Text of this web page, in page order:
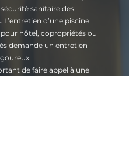
sanitaire des
L’entretien d’une piscine
hôtel, copropriétés ou
demande un entretien
de faire appel à une